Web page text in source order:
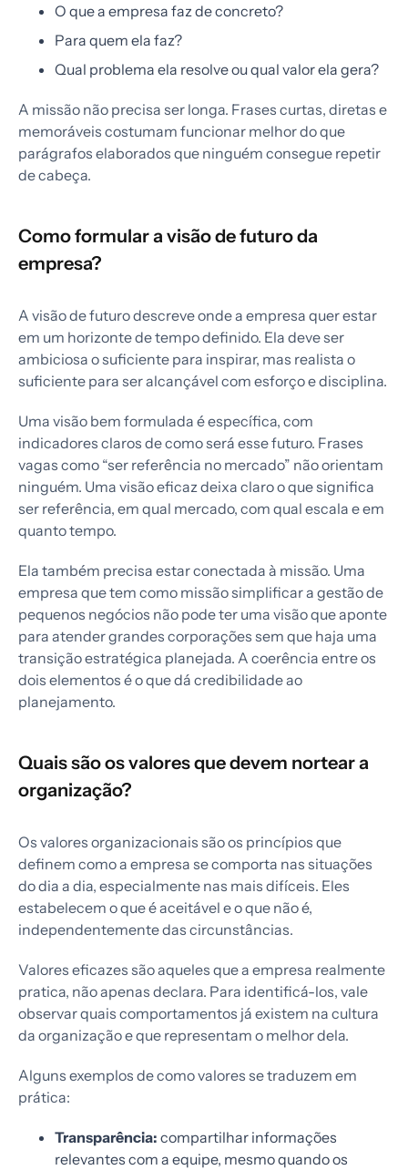
O que a empresa faz de concreto?
Para quem ela faz?
Qual problema ela resolve ou qual valor ela gera?
A missão não precisa ser longa. Frases curtas, diretas e
memoráveis costumam funcionar melhor do que
parágrafos elaborados que ninguém consegue repetir
de cabeça.
Como formular a visão de futuro da
empresa?
A visão de futuro descreve onde a empresa quer estar
em um horizonte de tempo definido. Ela deve ser
ambiciosa o suficiente para inspirar, mas realista o
suficiente para ser alcançável com esforço e disciplina.
Uma visão bem formulada é específica, com
indicadores claros de como será esse futuro. Frases
vagas como “ser referência no mercado” não orientam
ninguém. Uma visão eficaz deixa claro o que significa
ser referência, em qual mercado, com qual escala e em
quanto tempo.
Ela também precisa estar conectada à missão. Uma
empresa que tem como missão simplificar a gestão de
pequenos negócios não pode ter uma visão que aponte
para atender grandes corporações sem que haja uma
transição estratégica planejada. A coerência entre os
dois elementos é o que dá credibilidade ao
planejamento.
Quais são os valores que devem nortear a
organização?
Os valores organizacionais são os princípios que
definem como a empresa se comporta nas situações
do dia a dia, especialmente nas mais difíceis. Eles
estabelecem o que é aceitável e o que não é,
independentemente das circunstâncias.
Valores eficazes são aqueles que a empresa realmente
pratica, não apenas declara. Para identificá-los, vale
observar quais comportamentos já existem na cultura
da organização e que representam o melhor dela.
Alguns exemplos de como valores se traduzem em
prática:
Transparência: compartilhar informações
relevantes com a equipe, mesmo quando os